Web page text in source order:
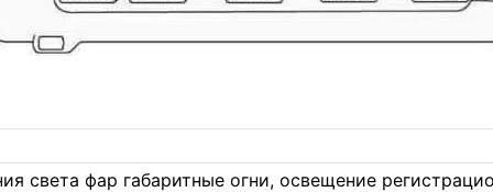
света фар габаритные огни, освещение